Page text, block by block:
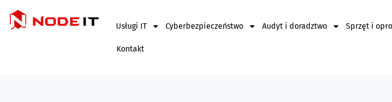
Usługi IT Cyberbezpieczeństwo Audyt i doradztwo Sprzęt i
Kontakt